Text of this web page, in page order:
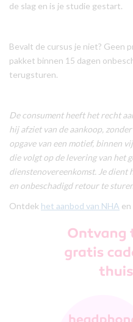
de slag en is je studie gestart.
Bevalt de cursus je niet? Geen
pakket binnen 15 dagen
terugsturen.
De consument heeft het recht
hij afziet van de aankoop,
opgave van een motief, binnen
die volgt op de levering van het
dienstenovereenkomst. Je dient
en onbeschadigd retour te
Ontdek het aanbod van NHA en